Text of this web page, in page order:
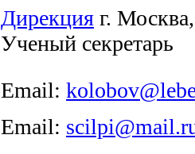
Дирекция г.
Ученый секретарь
Email:
Email: